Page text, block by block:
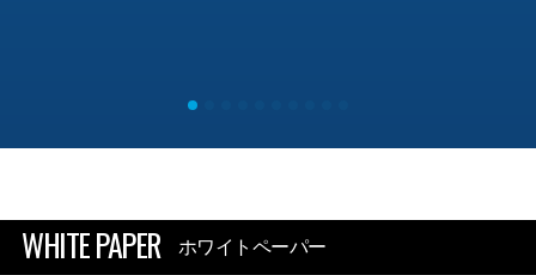
WHITE PAPER ホワイトペーパー